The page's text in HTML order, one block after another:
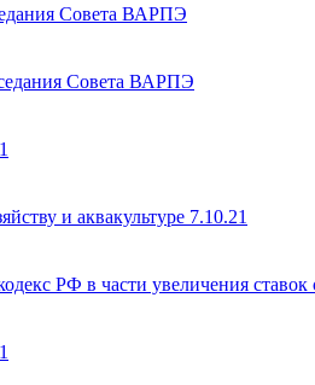
Совета ВАРПЭ
Совета ВАРПЭ
и аквакультуре 7.10.21
РФ в части увеличения